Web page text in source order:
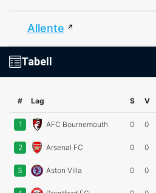
Allente
Tabell
# Lag S V
1 AFC Bournemouth 0 0
2 Arsenal FC 0 0
3 Aston Villa 0 0